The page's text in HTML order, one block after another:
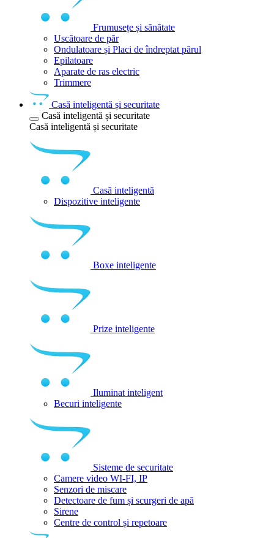
Frumusețe și sănătate
Uscătoare de păr
Ondulatoare și Placi de îndreptat părul
Epilatoare
Aparate de ras electric
Trimmere
Casă inteligentă și securitate
Casă inteligentă și securitate
Casă inteligentă și securitate
Casă inteligentă
Dispozitive inteligente
Boxe inteligente
Prize inteligente
Iluminat inteligent
Becuri inteligente
Sisteme de securitate
Camere video WI-FI, IP
Senzori de miscare
Detectoare de fum și scurgeri de apă
Sirene
Centre de control și repetoare